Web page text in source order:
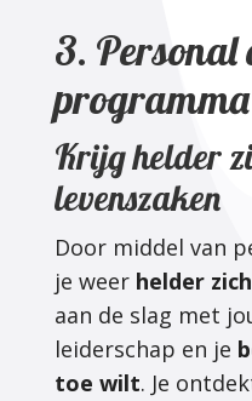
3. Personal
programma
Krijg helder
levenszaken
Door middel van
je weer helder
aan de slag met
leiderschap en je
toe wilt. Je